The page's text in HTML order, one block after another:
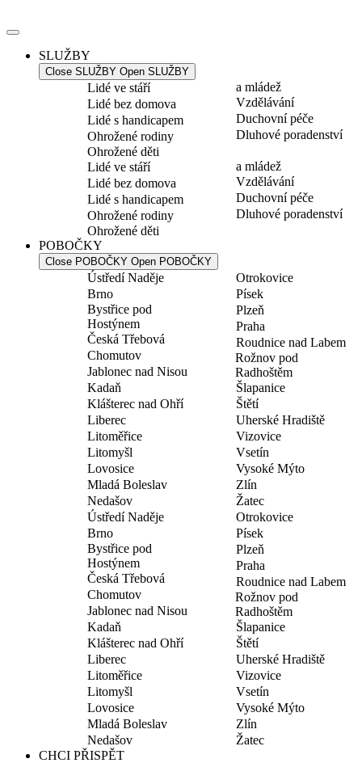
k
SLUŽBY
Close SLUŽBY Open SLUŽBY
Lidé ve stáří
Lidé bez domova
Lidé s handicapem
Ohrožené rodiny
Ohrožené děti
a mládež
Vzdělávání
Duchovní péče
Dluhové poradenství
Lidé ve stáří
Lidé bez domova
Lidé s handicapem
Ohrožené rodiny
Ohrožené děti
a mládež
Vzdělávání
Duchovní péče
Dluhové poradenství
POBOČKY
Close POBOČKY Open POBOČKY
Ústředí Naděje
Brno
Bystřice pod
Hostýnem
Česká Třebová
Chomutov
Jablonec nad Nisou
Kadaň
Klášterec nad Ohří
Liberec
Litoměřice
Litomyšl
Lovosice
Mladá Boleslav
Nedašov
Otrokovice
Písek
Plzeň
Praha
Roudnice nad Labem
Rožnov pod
Radhoštěm
Šlapanice
Štětí
Uherské Hradiště
Vizovice
Vsetín
Vysoké Mýto
Zlín
Žatec
Ústředí Naděje
Brno
Bystřice pod
Hostýnem
Česká Třebová
Chomutov
Jablonec nad Nisou
Kadaň
Klášterec nad Ohří
Liberec
Litoměřice
Litomyšl
Lovosice
Mladá Boleslav
Nedašov
Otrokovice
Písek
Plzeň
Praha
Roudnice nad Labem
Rožnov pod
Radhoštěm
Šlapanice
Štětí
Uherské Hradiště
Vizovice
Vsetín
Vysoké Mýto
Zlín
Žatec
CHCI PŘISPĚT